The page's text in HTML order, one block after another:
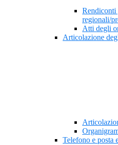
Rendiconti
regionali/
Atti degli
Articolazione
Telefono e posta